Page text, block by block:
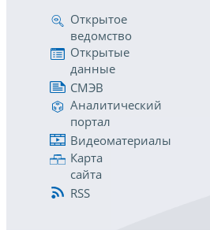
Открытое
ведомство
Открытые
данные
СМЭВ
Аналитический
портал
Видеоматериалы
Карта
сайта
RSS